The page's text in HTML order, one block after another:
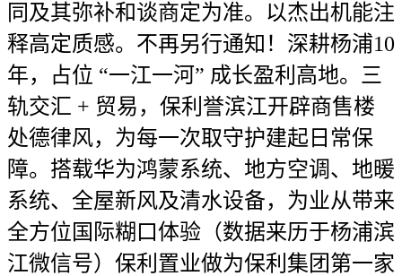
同及其弥补和谈商定为准。以杰出机能注
释高定质感。不再另行通知！深耕杨浦10
年，占位 “一江一河” 成长盈利高地。三
轨交汇 + 贸易，保利誉滨江开辟商售楼
处德律风，为每一次取守护建起日常保
障。搭载华为鸿蒙系统、地方空调、地暖
系统、全屋新风及清水设备，为业从带来
全方位国际糊口体验（数据来历于杨浦滨
江微信号）保利置业做为保利集团第一家